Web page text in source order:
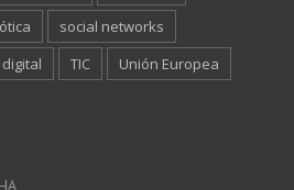
social networks
TIC
Unión Europea